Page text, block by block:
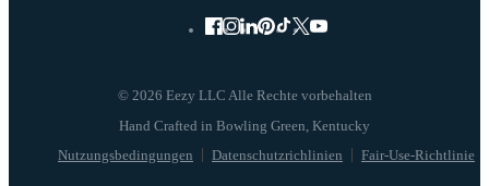
© 2026 Eezy LLC Alle Rechte vorbehalten
Nutzungsbedingungen Datenschutzrichlinien Fair-Use-Richtlinie